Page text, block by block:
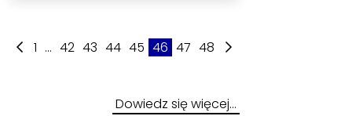
1 ... 42 43 44 45 46 47 48
Dowiedz się więcej…